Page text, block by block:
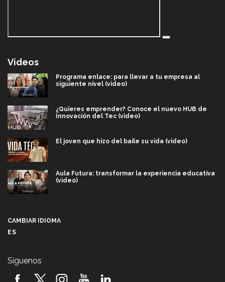
Videos
Programa enlace: para llevar a tu empresa al
siguiente nivel (video)
¿Quieres emprender? Conoce el nuevo HUB de
Innovación del Tec (video)
El joven que hizo del baile su vida (video)
Aula Futura: transformar la experiencia educativa
(video)
2026! (video)
CAMBIAR IDIOMA
ES
Síguenos